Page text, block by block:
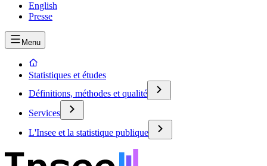
English
Presse
Menu
Statistiques et études
Définitions, méthodes et qualité
Services
L'Insee et la statistique publique